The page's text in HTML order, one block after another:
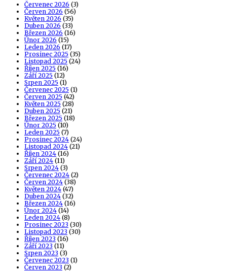
Červenec 2026 (3)
Červen 2026 (56)
Květen 2026 (35)
Duben 2026 (33)
Březen 2026 (16)
Únor 2026 (15)
Leden 2026 (17)
Prosinec 2025 (35)
Listopad 2025 (24)
Říjen 2025 (16)
Září 2025 (12)
Srpen 2025 (1)
Červenec 2025 (1)
Červen 2025 (42)
Květen 2025 (28)
Duben 2025 (21)
Březen 2025 (18)
Únor 2025 (10)
Leden 2025 (7)
Prosinec 2024 (24)
Listopad 2024 (21)
Říjen 2024 (16)
Září 2024 (11)
Srpen 2024 (3)
Červenec 2024 (2)
Červen 2024 (38)
Květen 2024 (47)
Duben 2024 (32)
Březen 2024 (16)
Únor 2024 (14)
Leden 2024 (8)
Prosinec 2023 (30)
Listopad 2023 (30)
Říjen 2023 (16)
Září 2023 (11)
Srpen 2023 (3)
Červenec 2023 (1)
Červen 2023 (2)